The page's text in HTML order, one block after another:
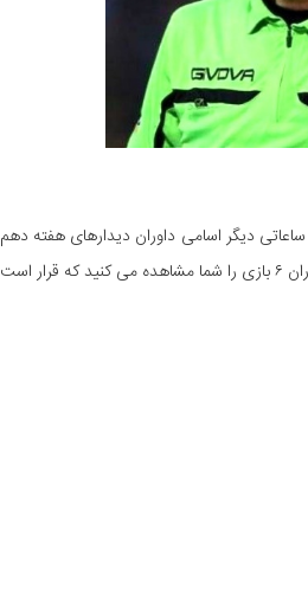
دیگر اسامی داوران دیدارهای هفته دهم
لیگ برتر به صورت رسمی از سایت فدراسیون فوتبال اعلام می شود. اکنون اسامی داوران ۶ بازی را شما مشاهده می کنید که قرار است